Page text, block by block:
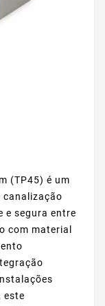
(TP45) é um
canalização
e segura entre
com material
este